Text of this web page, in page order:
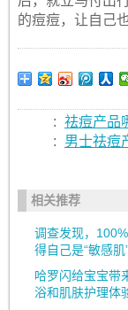
的痘痘，让自己
: 祛痘产品
:
男士祛痘
相关推荐
调查发现，
得自己是“敏感肌
哈罗闪给宝宝带
浴和肌肤护理体